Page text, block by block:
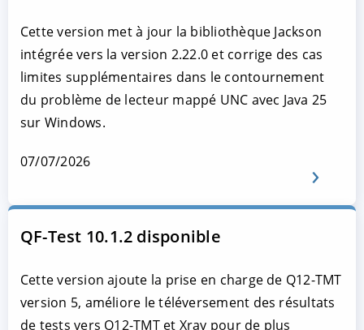
Cette version met à jour la bibliothèque Jackson
intégrée vers la version 2.22.0 et corrige des cas
limites supplémentaires dans le contournement
du problème de lecteur mappé UNC avec Java 25
sur Windows.
07/07/2026
QF-Test 10.1.2 disponible
Cette version ajoute la prise en charge de Q12-TMT
version 5, améliore le téléversement des résultats
de tests vers Q12-TMT et Xray pour de plus